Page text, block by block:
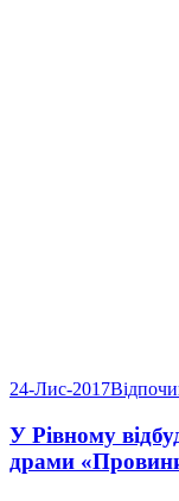
24-Лис-2017
У Рівному
драми